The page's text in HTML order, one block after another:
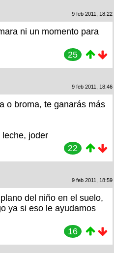
9 feb 2011, 18:22
ni un momento para
25
9 feb 2011, 18:46
o broma, te ganarás más
joder
22
9 feb 2011, 18:59
del niño en el suelo,
ya si eso le ayudamos
16